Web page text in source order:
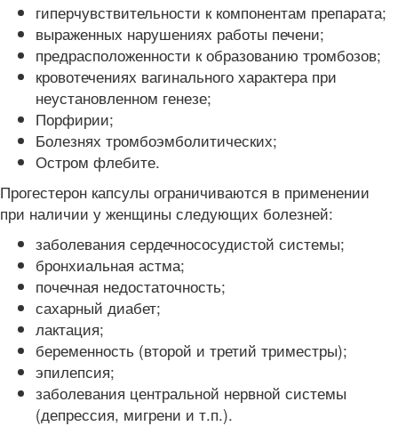
гиперчувствительности к компонентам препарата;
выраженных нарушениях работы печени;
предрасположенности к образованию тромбозов;
кровотечениях вагинального характера при
неустановленном генезе;
Порфирии;
Болезнях тромбоэмболитических;
Остром флебите.
Прогестерон капсулы ограничиваются в применении
при наличии у женщины следующих болезней:
заболевания сердечнососудистой системы;
бронхиальная астма;
почечная недостаточность;
сахарный диабет;
лактация;
беременность (второй и третий триместры);
эпилепсия;
заболевания центральной нервной системы
(депрессия, мигрени и т.п.).